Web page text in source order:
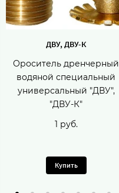
ДВУ, ДВУ-К
Ороситель дренчерный
водяной специальный
универсальный "ДВУ",
"ДВУ-К"
1 руб.
Купить